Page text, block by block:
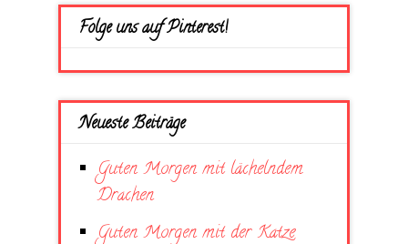
Folge uns auf Pinterest!
Neueste Beiträge
Guten Morgen mit lächelndem
Drachen
Guten Morgen mit der Katze